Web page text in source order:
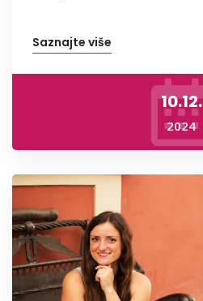
Saznajte više
10.12.
2024